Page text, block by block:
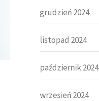
grudzień 2024
listopad 2024
październik 2024
wrzesień 2024